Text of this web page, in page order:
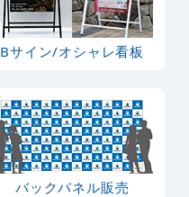
Bサイン/オシャレ看板
バックパネル販売